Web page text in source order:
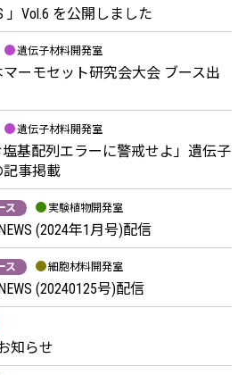
」Vol.6 を公開しました
遺伝子材料開発室
ーモセット研究会大会 ブース出
遺伝子材料開発室
塩基配列エラーに警戒せよ」遺伝子
事掲載
ス 実験植物開発室
(2024年1月号)配信
ス 細胞材料開発室
(20240125号)配信
知らせ